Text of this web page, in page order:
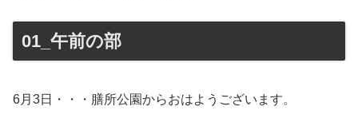
01_午前の部
6月3日・・・膳所公園からおはようございます。